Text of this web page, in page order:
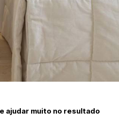
ajudar muito no resultado